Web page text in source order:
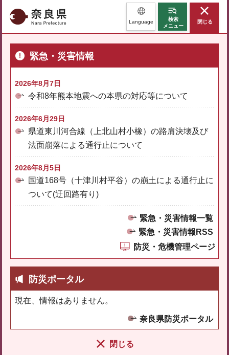
奈良県 Language
検索
メニュー
閉じる
緊急・災害情報
2026年8月7日
令和8年熊本地震への本県の対応等について
2026年6月29日
県道東川河合線（上北山村小橡）の路肩決壊及び
法面崩落による通行止について
2026年8月5日
国道168号（十津川村平谷）の崩土による通行止に
ついて(迂回路有り)
緊急・災害情報一覧
緊急・災害情報RSS
防災・危機管理ページ
防災ポータル
現在、情報はありません。
奈良県防災ポータル
閉じる